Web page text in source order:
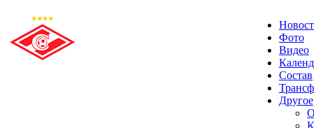
Фото
Видео
Состав
Другое